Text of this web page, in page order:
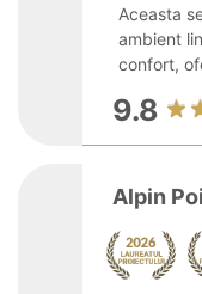
Aceasta
ambient
confort,
9.8
Alpin